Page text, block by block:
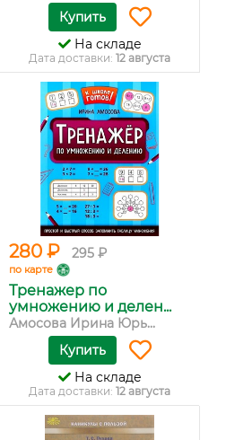
Купить
На складе
Дата доставки: 12 августа
280 ₽ 295 ₽
по карте
Тренажер по
умножению и делен...
Амосова Ирина Юрь...
Купить
На складе
Дата доставки: 12 августа